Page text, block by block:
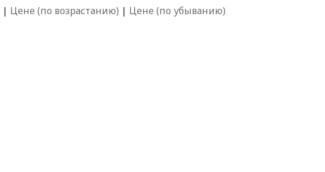
| Цене (по возрастанию) | Цене (по убыванию)